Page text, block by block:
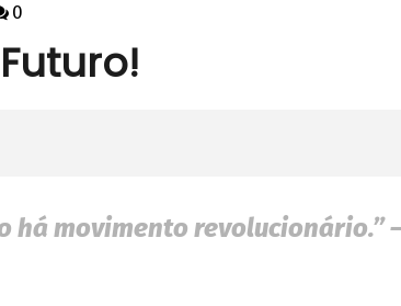
0
há movimento revolucionário.”